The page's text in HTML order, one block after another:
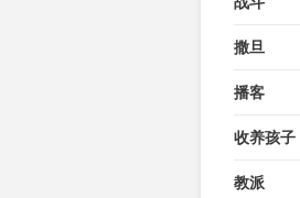
撒旦
播客
收养孩子
教派